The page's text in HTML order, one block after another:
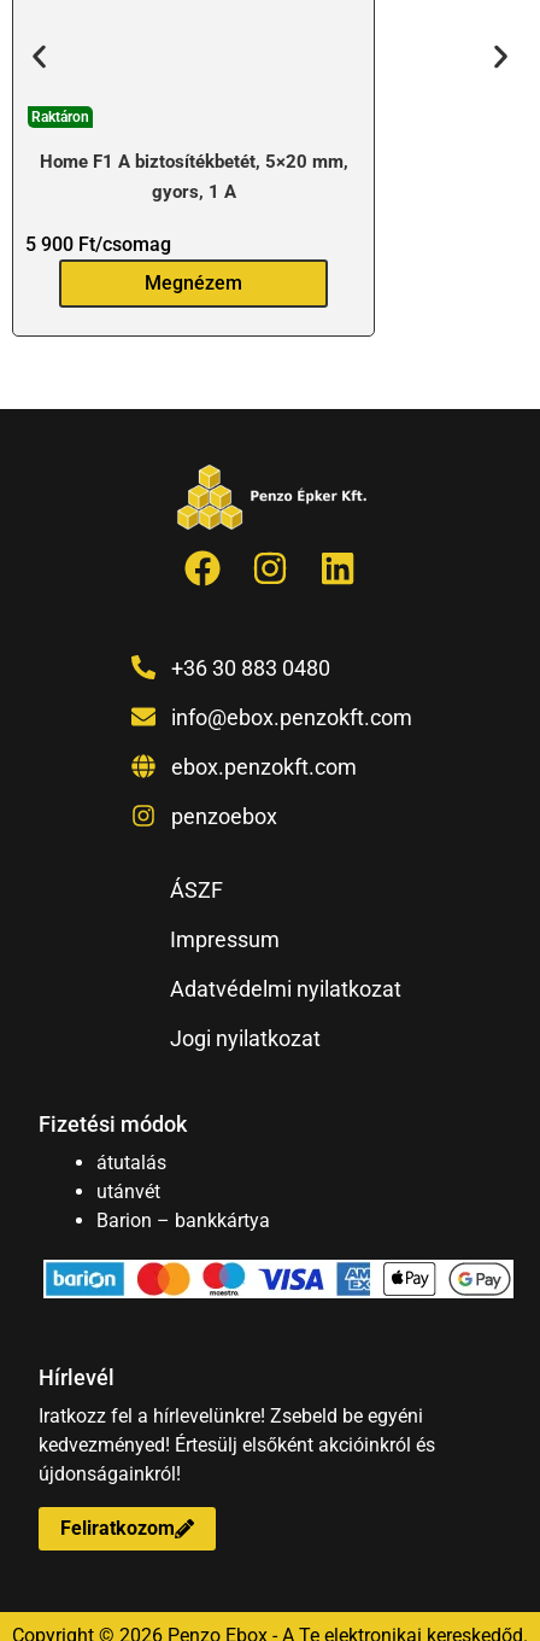
Raktáron
Home F1 A biztosítékbetét, 5×20 mm,
gyors, 1 A
5 900 Ft/csomag
Megnézem
+36 30 883 0480
info@ebox.penzokft.com
ebox.penzokft.com
penzoebox
ÁSZF
Impressum
Adatvédelmi nyilatkozat
Jogi nyilatkozat
Fizetési módok
átutalás
utánvét
Barion – bankkártya
Hírlevél
Iratkozz fel a hírlevelünkre! Zsebeld be egyéni
kedvezményed! Értesülj elsőként akcióinkról és
újdonságainkról!
Feliratkozom
Copyright © 2026 Penzo Ebox - A Te elektronikai kereskedőd.